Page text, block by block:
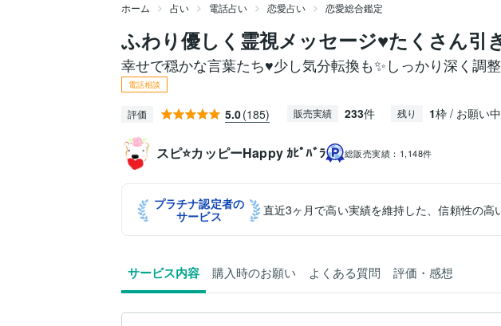
ホーム 占い 電話占い 恋愛占い 恋愛総合鑑定
ふわり優しく霊視メッセージ♥️たくさん引
幸せで穏かな言葉たち♥️少し気分転換も✨しっかり深く調
電話相談
評価 5.0(185) 販売実績 233件 残り 1枠 / お願い中
スピ⭐️カッピーHappy ｶﾋﾟﾊﾞﾗ 総販売実績： 1,148件
プラチナ認定者の
サービス
直近3ヶ月で高い実績を維持した、信頼性の高
サービス内容 購入時のお願い よくある質問 評価・感想